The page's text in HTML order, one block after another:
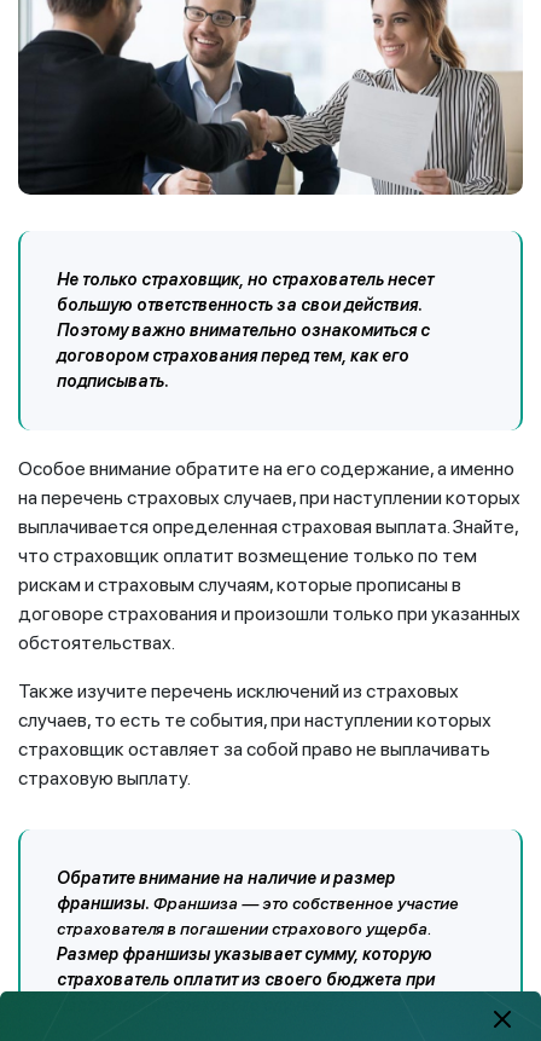
Не только страховщик, но страхователь несет
большую ответственность за свои действия.
Поэтому важно внимательно ознакомиться с
договором страхования перед тем, как его
подписывать.
Особое внимание обратите на его содержание, а именно
на перечень страховых случаев, при наступлении которых
выплачивается определенная страховая выплата. Знайте,
что страховщик оплатит возмещение только по тем
рискам и страховым случаям, которые прописаны в
договоре страхования и произошли только при указанных
обстоятельствах.
Также изучите перечень исключений из страховых
случаев, то есть те события, при наступлении которых
страховщик оставляет за собой право не выплачивать
страховую выплату.
Обратите внимание на наличие и размер
франшизы. Франшиза — это собственное участие
страхователя в погашении страхового ущерба.
Размер франшизы указывает сумму, которую
страхователь оплатит из своего бюджета при